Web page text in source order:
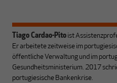
Tiago Cardao-Pito ist
Er arbeitete zeitweise im
öffentliche Verwaltung und im
Gesundheitsministerium. 2017
portugiesische Bankenkrise.